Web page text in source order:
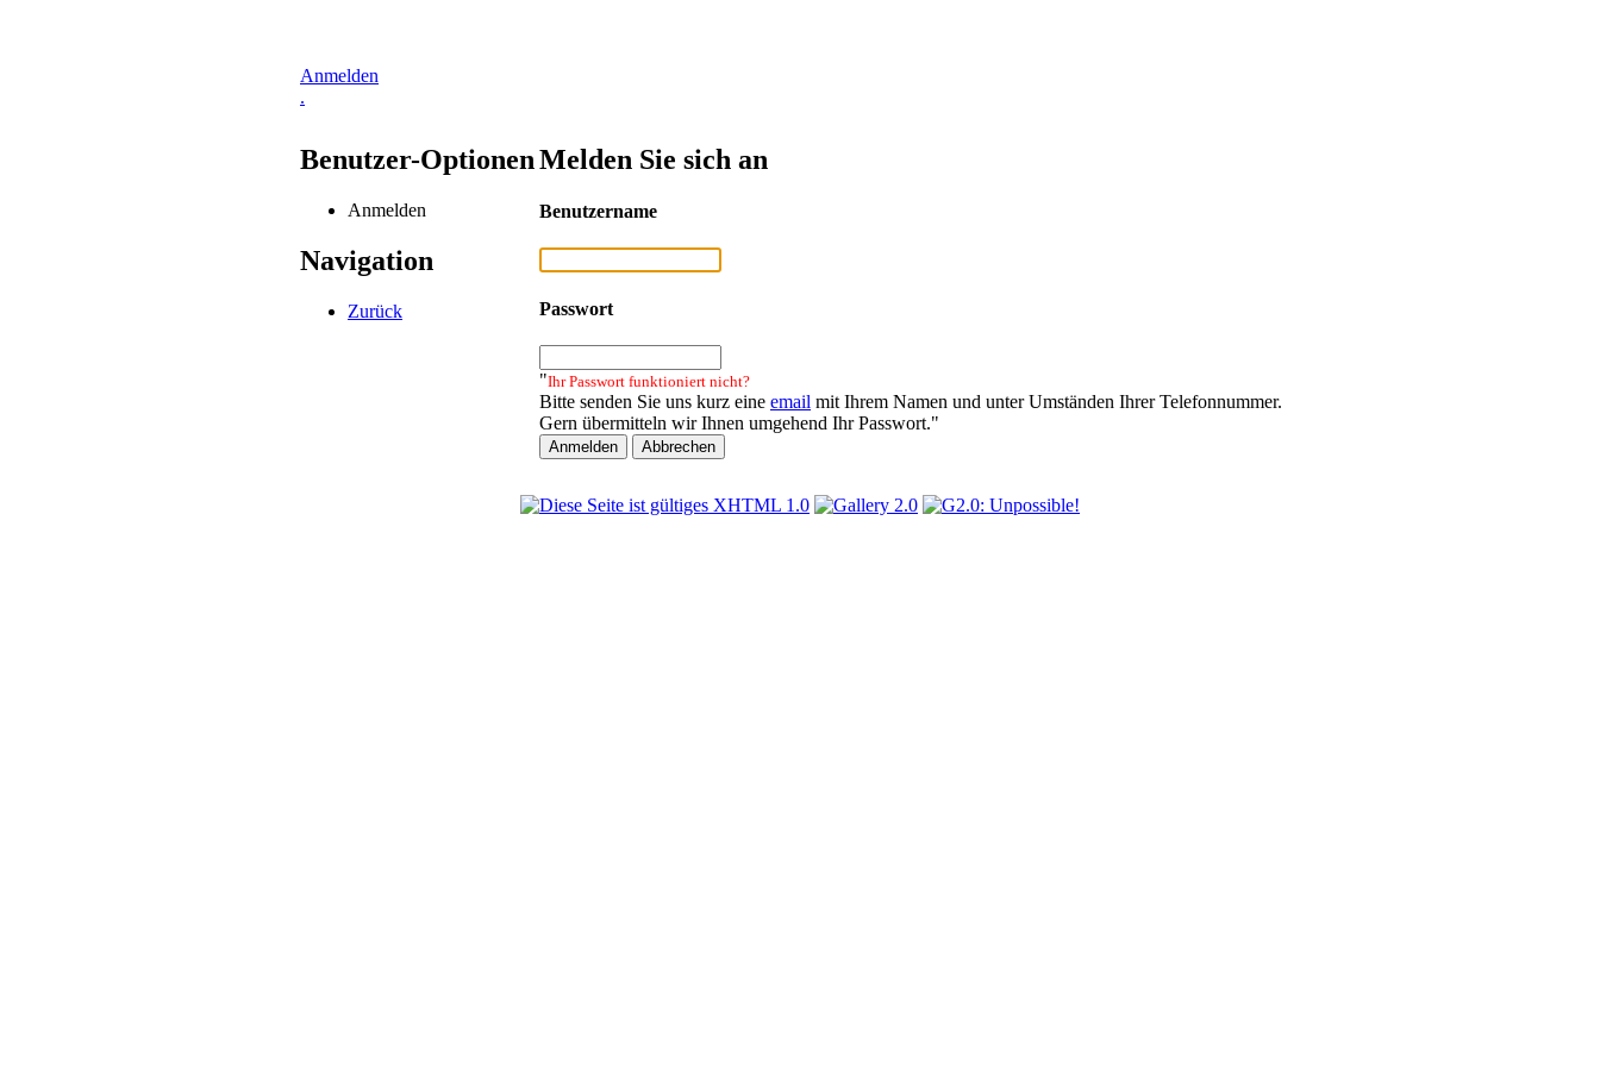
Anmelden
.
Benutzer-Optionen
Anmelden
Navigation
Zurück
Melden Sie sich an
Benutzername
Passwort
"Ihr Passwort funktioniert nicht?
Bitte senden Sie uns kurz eine email mit Ihrem Namen und unter Umständen Ihrer Telefonnummer.
Gern übermitteln wir Ihnen umgehend Ihr Passwort."